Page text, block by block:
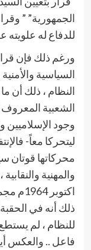
الجمهورية” ”
للدفاع له علويته
ورغم ذلك فإن
السياسية
النظام ، ذلك أن
الشعبية المعروف
وجود
ليتحركا معاً-
محركاتها قوتان
ذلك أنه في
للنظام ، لم
فاعل .. والعكس